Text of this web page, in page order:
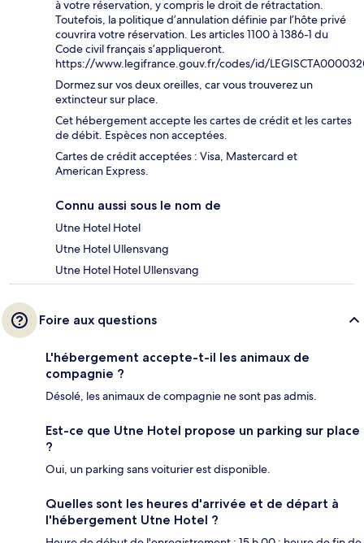
à votre réservation, y compris le droit de rétractation.
Toutefois, la politique d’annulation définie par l’hôte privé
couvrira votre réservation. Les articles 1100 à 1386-1 du
Code civil français s’appliqueront.
https://www.legifrance.gouv.fr/codes/id/
Dormez sur vos deux oreilles, car vous trouverez un
extincteur sur place.
Cet hébergement accepte les cartes de crédit et les cartes
de débit. Espèces non acceptées.
Cartes de crédit acceptées : Visa, Mastercard et
American Express.
Connu aussi sous le nom de
Utne Hotel Hotel
Utne Hotel Ullensvang
Utne Hotel Hotel Ullensvang
Foire aux questions
L'hébergement accepte-t-il les animaux de
compagnie ?
Désolé, les animaux de compagnie ne sont pas admis.
Est-ce que Utne Hotel propose un parking sur place
?
Oui, un parking sans voiturier est disponible.
Quelles sont les heures d'arrivée et de départ à
l'hébergement Utne Hotel ?